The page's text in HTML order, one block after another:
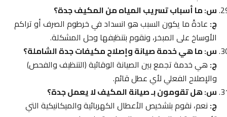
س: ما أسباب تسريب المياه من المكيف جدة؟
ج: عادةً ما يكون السبب هو انسداد في خرطوم الصرف أو تراكم
الأوساخ على المبخر، ونقوم بتنظيفها وحل المشكلة.
س: ما هي خدمة صيانة وإصلاح مكيفات جدة الشاملة؟
ج: هي خدمة تجمع بين الصيانة الوقائية (التنظيف والفحص)
والإصلاح الفعلي لأي عطل قائم.
س: هل تقومون بـ صيانة المكيف لا يعمل جدة؟
ج: نعم، نقوم بتشخيص الأعطال الكهربائية والميكانيكية التي